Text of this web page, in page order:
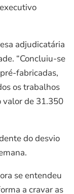
adjudicatária
“Concluiu-se
fabricadas,
os trabalhos
valor de 31.350
do desvio
se entendeu
a cravar as